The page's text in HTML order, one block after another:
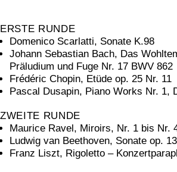
ERSTE RUNDE
Domenico Scarlatti, Sonate K.98
Johann Sebastian Bach, Das
Präludium und Fuge Nr. 17 BWV 862
Frédéric Chopin, Etüde op. 25 Nr. 11
Pascal Dusapin, Piano Works Nr. 1,
ZWEITE RUNDE
Maurice Ravel, Miroirs, Nr. 1 bis Nr.
Ludwig van Beethoven, Sonate op.
Franz Liszt, Rigoletto –